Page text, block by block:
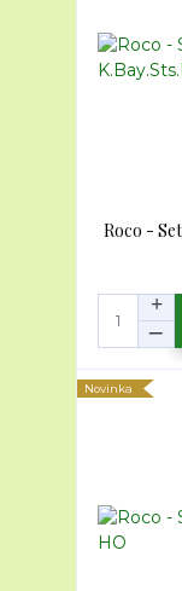
Roco -
Novinka